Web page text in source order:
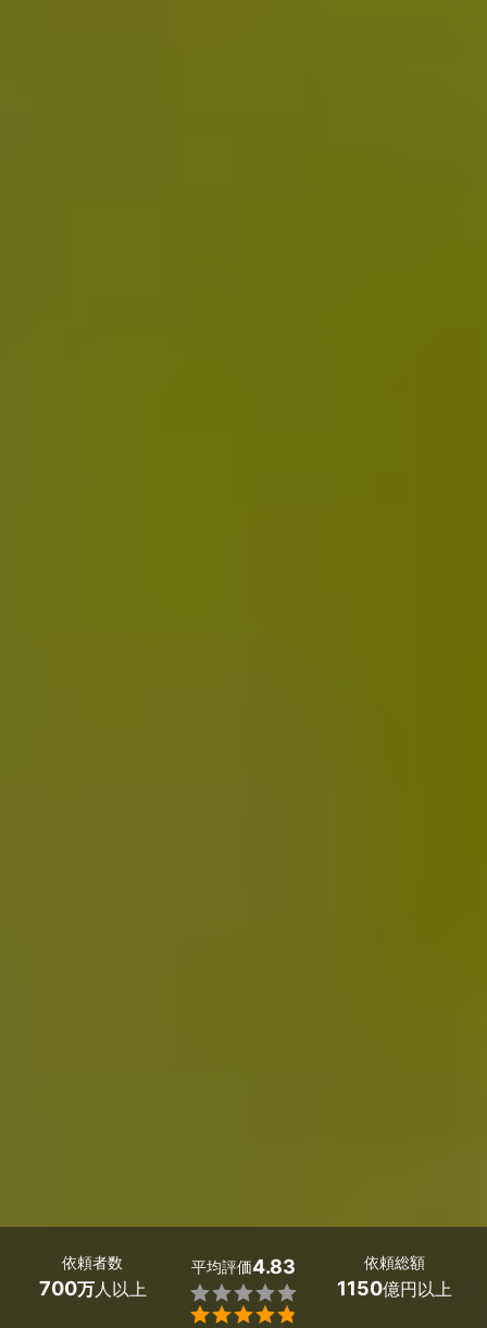
依頼者数
700万人以上
平均評価4.83


依頼総額
1150億円以上